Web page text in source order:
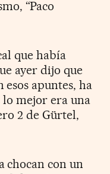
“Paco
que había
ayer dijo que
apuntes, ha
mejor era una
2 de Gürtel,
chocan con un